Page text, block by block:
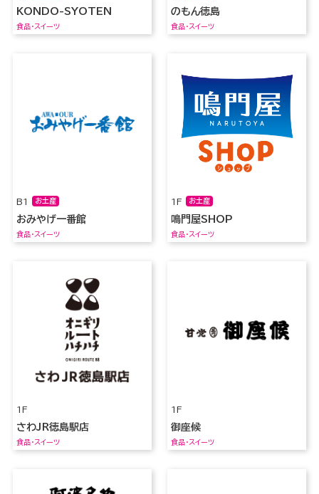
KONDO-SYOTEN
食品・スイーツ
のもん徳島
食品・スイーツ
B1 お土産
おみやげ一番館
食品・スイーツ
1F お土産
鳴門屋SHOP
食品・スイーツ
1F
さわJR徳島駅店
食品・スイーツ
1F
御座候
食品・スイーツ